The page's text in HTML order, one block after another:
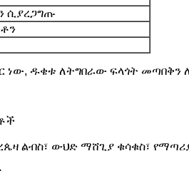
ሲያረጋግጡ
ዱቄቱ ለትግበራው ፍላጎት መጣበቅን
ልብስ፣ ውህድ ማሸጊያ ቁሳቁስ፣